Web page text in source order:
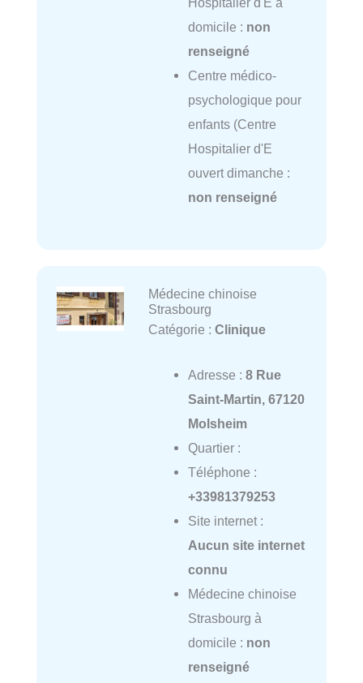
domicile : non
renseigné
Centre médico-
psychologique pour
enfants (Centre
Hospitalier d'E
ouvert dimanche :
non renseigné
Médecine chinoise
Strasbourg
Catégorie : Clinique
Adresse : 8 Rue
Saint-Martin, 67120
Molsheim
Quartier :
Téléphone :
+33981379253
Site internet :
Aucun site internet
connu
Médecine chinoise
Strasbourg à
domicile : non
renseigné